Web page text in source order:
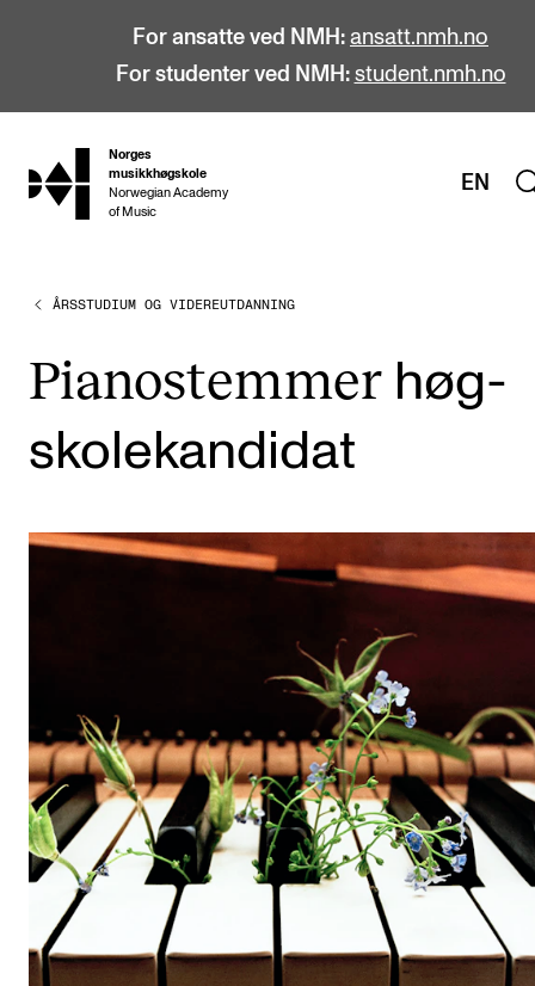
For ansatte ved NMH: ansatt.nmh.no
For studenter ved NMH: student.nmh.no
hjem
Norges
musikkhøgskole
Norwegian Academy
of Music
EN
STUDIER
Bachelor
Master
Etterutdanning og kurs
Søknad og opptak
Biblioteket
Fagmiljøer
Salane våre
Studentutvalet SUT (student.nmh.no)
ÅRSSTUDIUM OG VIDEREUTDANNING
Piano­stem­mer høg­
skole­kan­di­dat